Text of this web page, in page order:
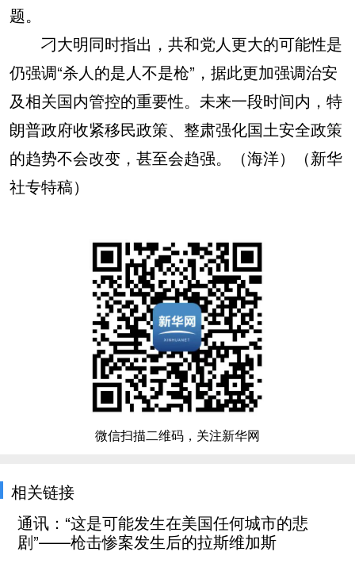
题。
刁大明同时指出，共和党人更大的可能性是
仍强调“杀人的是人不是枪”，据此更加强调治安
及相关国内管控的重要性。未来一段时间内，特
朗普政府收紧移民政策、整肃强化国土安全政策
的趋势不会改变，甚至会趋强。（海洋）（新华
社专特稿）
微信扫描二维码，关注新华网
相关链接
通讯：“这是可能发生在美国任何城市的悲
剧”——枪击惨案发生后的拉斯维加斯